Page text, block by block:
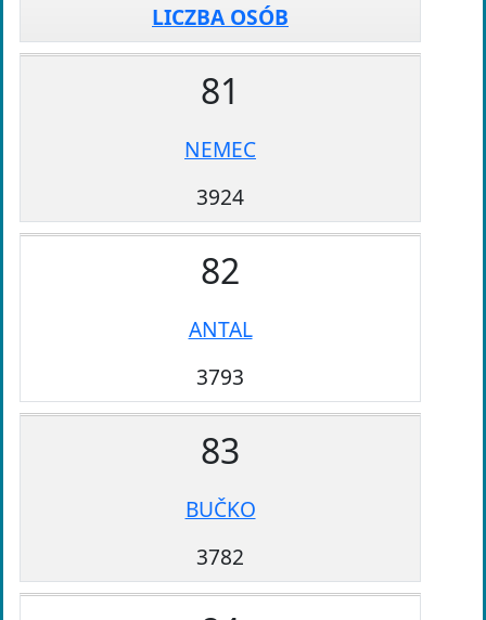
LICZBA OSÓB
81
NEMEC
3924
82
ANTAL
3793
83
BUČKO
3782